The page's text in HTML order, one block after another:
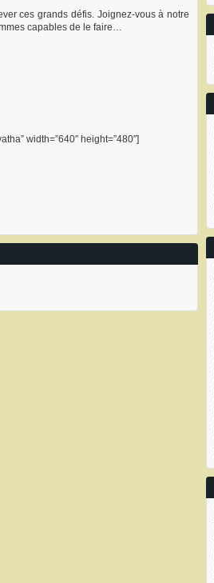
ces grands défis. Joignez-vous à notre
capables de le faire…
width=”640″ height=”480″]